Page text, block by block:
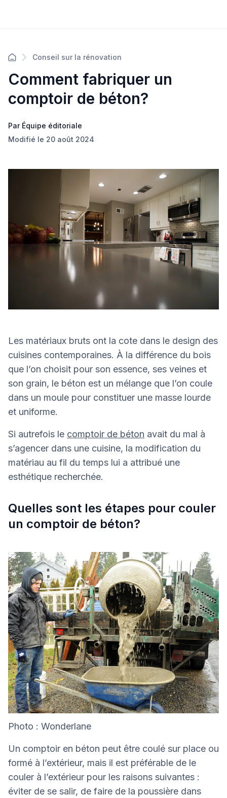
Conseil sur la rénovation
Comment fabriquer un
comptoir de béton?
Par Équipe éditoriale
Modifié le 20 août 2024
Les matériaux bruts ont la cote dans le design des
cuisines contemporaines. À la différence du bois
que l’on choisit pour son essence, ses veines et
son grain, le béton est un mélange que l’on coule
dans un moule pour constituer une masse lourde
et uniforme.
Si autrefois le comptoir de béton avait du mal à
s’agencer dans une cuisine, la modification du
matériau au fil du temps lui a attribué une
esthétique recherchée.
Quelles sont les étapes pour couler
un comptoir de béton?
Photo : Wonderlane
Un comptoir en béton peut être coulé sur place ou
formé à l’extérieur, mais il est préférable de le
couler à l’extérieur pour les raisons suivantes :
éviter de se salir, de faire de la poussière dans